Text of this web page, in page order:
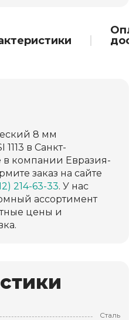
8 мм
в Санкт-
в компании Евразия-
заказ на сайте
214-63-33. У нас
ассортимент
цены и
Сталь